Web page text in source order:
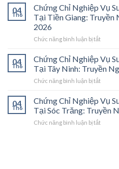
Cấp
Tại
Vĩnh
2026:
Cánh
Cửa
Nghề
“Thầy
Nghề”
Ở
Trung
Tâm
Chỉ
Nghiệp
Vụ
Phạm
Cấp
Tại
Trà
Vinh
Bệ
Phóng
Cho
Thợ
04
Th6
Chứng Chỉ Nghiệp Vụ
Tại Tiền Giang: Truyền
2026
Chức năng bình luận bị tắtở
Chỉ
Nghiệp
Vụ
Sư
Dạy
Nghề
Sơ
Cấp
04
Th6
Chứng Chỉ Nghiệp Vụ
Tại Tây Ninh: Truyền
Chức năng bình luận bị tắtở
Chỉ
Nghiệp
Vụ
Sư
04
Th6
Chứng Chỉ Nghiệp Vụ
Tại Sóc Trăng: Truyền
Chức năng bình luận bị tắtở